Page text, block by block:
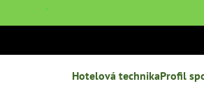
˙
Hotelová technikaProfil